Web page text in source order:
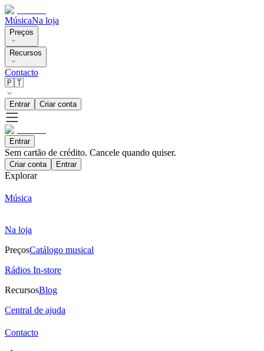
MúsicaNa loja
Preços
Recursos
Contacto
🇵🇹
Entrar Criar conta
Entrar
Sem cartão de crédito. Cancele quando quiser.
Criar conta Entrar
Explorar
Música
Na loja
PreçosCatálogo musical
Rádios In-store
RecursosBlog
Central de ajuda
Contacto